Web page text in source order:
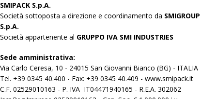
SMIPACK S.p.A.
Società sottoposta a direzione e coordinamento da SMIGROUP
S.p.A.
Società appartenente al GRUPPO IVA SMI INDUSTRIES
Sede amministrativa:
Via Carlo Ceresa, 10 - 24015 San Giovanni Bianco (BG) - ITALIA
Tel. +39 0345 40.400 - Fax: +39 0345 40.409 - www.smipack.it
C.F. 02529010163 - P. IVA IT04471940165 - R.E.A. 302062